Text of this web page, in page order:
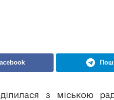
з міською